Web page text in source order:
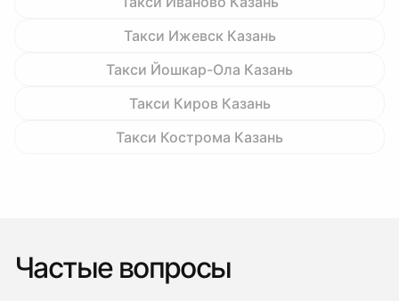
Такси Ижевск Казань
Такси Йошкар-Ола Казань
Такси Киров Казань
Такси Кострома Казань
Частые вопросы